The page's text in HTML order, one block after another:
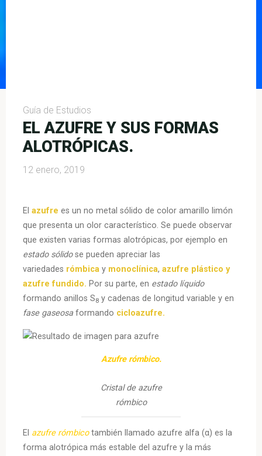
Guía de Estudios
EL AZUFRE Y SUS FORMAS
ALOTRÓPICAS.
12 enero, 2019
El azufre es un no metal sólido de color amarillo limón
que presenta un olor característico. Se puede observar
que existen varias formas alotrópicas, por ejemplo en
estado sólidose pueden apreciar las
variedades rómbica y monoclínica, azufre plástico y
azufre fundido. Por su parte, en estado líquido
formando anillos S8y cadenas de longitud variable y en
fase gaseosaformando cicloazufre.
Azufre rómbico.
Cristal de azufre
rómbico
El azufre rómbicotambién llamado azufre alfa (α) es la
forma alotrópica más estable del azufre y la más